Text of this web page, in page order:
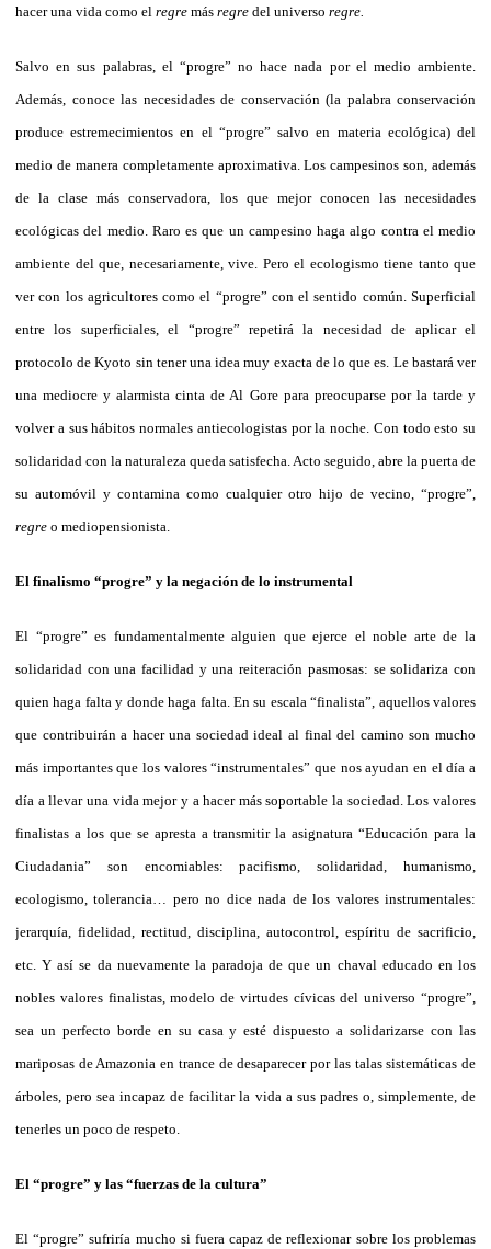
hacer una vida como el regre más regre del universo regre.
Salvo en sus palabras, el “progre” no hace nada por el medio ambiente.
Además, conoce las necesidades de conservación (la palabra conservación
produce estremecimientos en el “progre” salvo en materia ecológica) del
medio de manera completamente aproximativa. Los campesinos son, además
de la clase más conservadora, los que mejor conocen las necesidades
ecológicas del medio. Raro es que un campesino haga algo contra el medio
ambiente del que, necesariamente, vive. Pero el ecologismo tiene tanto que
ver con los agricultores como el “progre” con el sentido común. Superficial
entre los superficiales, el “progre” repetirá la necesidad de aplicar el
protocolo de Kyoto sin tener una idea muy exacta de lo que es. Le bastará ver
una mediocre y alarmista cinta de Al Gore para preocuparse por la tarde y
volver a sus hábitos normales antiecologistas por la noche. Con todo esto su
solidaridad con la naturaleza queda satisfecha. Acto seguido, abre la puerta de
su automóvil y contamina como cualquier otro hijo de vecino, “progre”,
regre o mediopensionista.
El finalismo “progre” y la negación de lo instrumental
El “progre” es fundamentalmente alguien que ejerce el noble arte de la
solidaridad con una facilidad y una reiteración pasmosas: se solidariza con
quien haga falta y donde haga falta. En su escala “finalista”, aquellos valores
que contribuirán a hacer una sociedad ideal al final del camino son mucho
más importantes que los valores “instrumentales” que nos ayudan en el día a
día a llevar una vida mejor y a hacer más soportable la sociedad. Los valores
finalistas a los que se apresta a transmitir la asignatura “Educación para la
Ciudadania” son encomiables: pacifismo, solidaridad, humanismo,
ecologismo, tolerancia… pero no dice nada de los valores instrumentales:
jerarquía, fidelidad, rectitud, disciplina, autocontrol, espíritu de sacrificio,
etc. Y así se da nuevamente la paradoja de que un chaval educado en los
nobles valores finalistas, modelo de virtudes cívicas del universo “progre”,
sea un perfecto borde en su casa y esté dispuesto a solidarizarse con las
mariposas de Amazonia en trance de desaparecer por las talas sistemáticas de
árboles, pero sea incapaz de facilitar la vida a sus padres o, simplemente, de
tenerles un poco de respeto.
El “progre” y las “fuerzas de la cultura”
El “progre” sufriría mucho si fuera capaz de reflexionar sobre los problemas